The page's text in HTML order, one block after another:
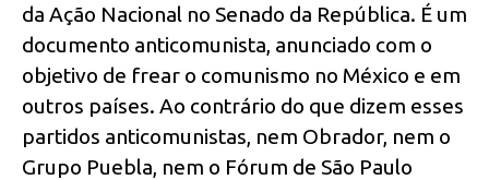
da Ação Nacional no Senado da República. É um
documento anticomunista, anunciado com o
objetivo de frear o comunismo no México e em
outros países. Ao contrário do que dizem esses
partidos anticomunistas, nem Obrador, nem o
Grupo Puebla, nem o Fórum de São Paulo